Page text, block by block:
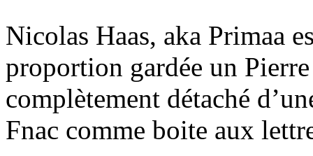
Nicolas Haas, aka Primaa
proportion gardée un
complètement détaché
Fnac comme boite aux